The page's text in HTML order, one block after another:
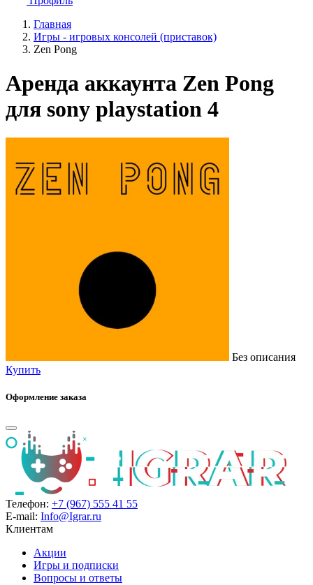
Главная
Игры - игровых консолей (приставок)
Zen Pong
Аренда аккаунта Zen Pong
для sony playstation 4
Без описания
Купить
Оформление заказа
Телефон: +7 (967) 555 41 55
E-mail: Info@Igrar.ru
Клиентам
Акции
Игры и подписки
Вопросы и ответы